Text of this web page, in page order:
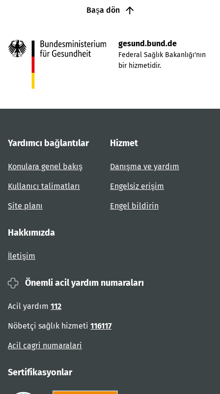
Başa dön
gesund.bund.de
Federal Sağlık Bakanlığı'nın
bir hizmetidir.
Yardımcı bağlantılar
Konulara genel bakış
Kullanıcı talimatları
Site planı
Hizmet
Danışma ve yardım
Engelsiz erişim
Engel bildirin
Hakkımızda
İletişim
Önemli acil yardım numaraları
Acil yardım 112
Nöbetçi sağlık hizmeti 116117
Acil cagri numaralari
Sertifikasyonlar